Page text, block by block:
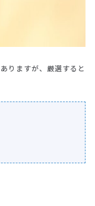
りますが、厳選すると